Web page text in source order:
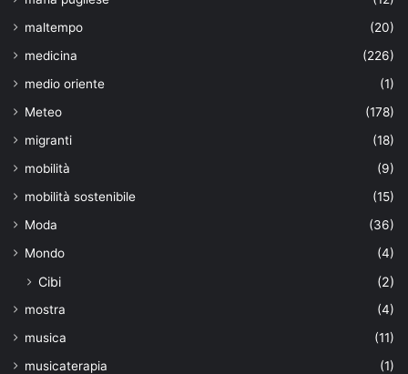
maltempo
(20)
medicina
(226)
medio oriente
(1)
Meteo
(178)
migranti
(18)
mobilità
(9)
mobilità sostenibile
(15)
Moda
(36)
Mondo
(4)
Cibi (2)
mostra
(4)
musica
(11)
musicaterapia
(1)